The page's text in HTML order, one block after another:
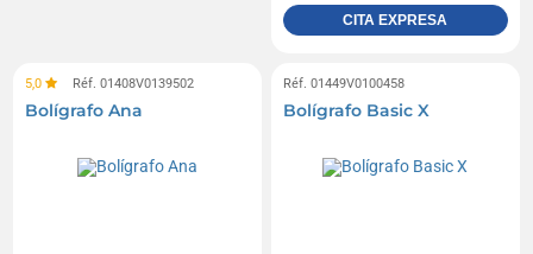
CITA EXPRESA
5,0 Réf. 01408V0139502
Bolígrafo Ana
Réf. 01449V0100458
Bolígrafo Basic X